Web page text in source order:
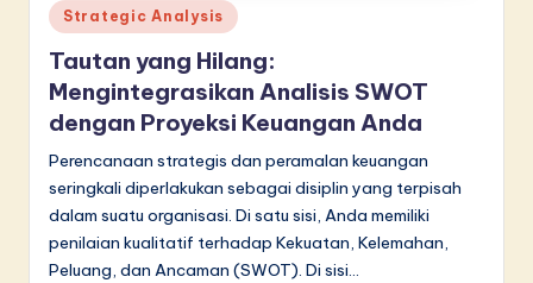
n
Posted
in
Strategic Analysis
Tautan yang Hilang:
Mengintegrasikan Analisis SWOT
dengan Proyeksi Keuangan Anda
Perencanaan strategis dan peramalan keuangan
seringkali diperlakukan sebagai disiplin yang terpisah
dalam suatu organisasi. Di satu sisi, Anda memiliki
penilaian kualitatif terhadap Kekuatan, Kelemahan,
Peluang, dan Ancaman (SWOT). Di sisi…